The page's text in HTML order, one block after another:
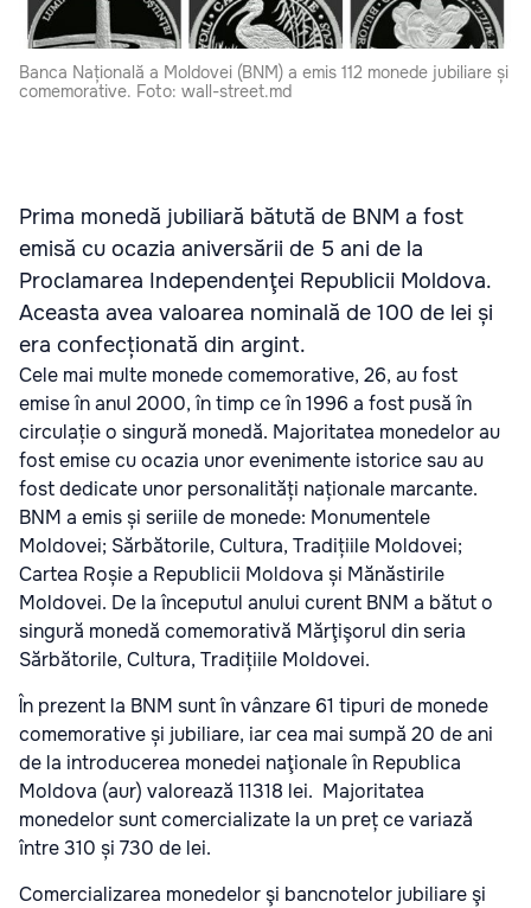
Banca Națională a Moldovei (BNM) a emis 112 monede jubiliare și
comemorative. Foto: wall-street.md
Prima monedă jubiliară bătută de BNM a fost
emisă cu ocazia aniversării de 5 ani de la
Proclamarea Independenţei Republicii Moldova.
Aceasta avea valoarea nominală de 100 de lei și
era confecționată din argint.
Cele mai multe monede comemorative, 26, au fost
emise în anul 2000, în timp ce în 1996 a fost pusă în
circulație o singură monedă. Majoritatea monedelor au
fost emise cu ocazia unor evenimente istorice sau au
fost dedicate unor personalități naționale marcante.
BNM a emis și seriile de monede: Monumentele
Moldovei; Sărbătorile, Cultura, Tradițiile Moldovei;
Cartea Roșie a Republicii Moldova și Mănăstirile
Moldovei. De la începutul anului curent BNM a bătut o
singură monedă comemorativă Mărţişorul din seria
Sărbătorile, Cultura, Tradițiile Moldovei.
În prezent la BNM sunt în vânzare 61 tipuri de monede
comemorative și jubiliare, iar cea mai sumpă 20 de ani
de la introducerea monedei naţionale în Republica
Moldova (aur) valorează 11318 lei. Majoritatea
monedelor sunt comercializate la un preț ce variază
între 310 și 730 de lei.
Comercializarea monedelor şi bancnotelor jubiliare şi